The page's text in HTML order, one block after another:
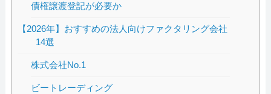
債権譲渡登記が必要か
【2026年】おすすめの法人向けファクタリング会社
14選
株式会社No.1
ビートレーディング